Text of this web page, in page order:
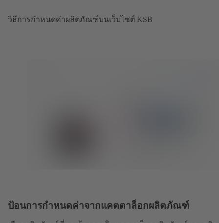
วิธีการกำหนดค่าผลิตภัณฑ์บนเว็บไซต์ KSB
ป้อนการกำหนดค่าจากแคตตาล็อกผลิตภัณฑ์